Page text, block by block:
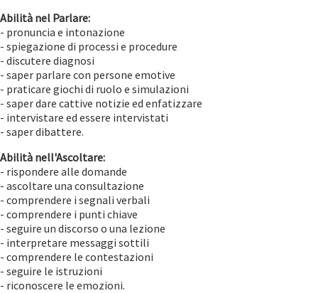
Abilità nel Parlare:
- pronuncia e intonazione
- spiegazione di processi e procedure
- discutere diagnosi
- saper parlare con persone emotive
- praticare giochi di ruolo e simulazioni
- saper dare cattive notizie ed enfatizzare
- intervistare ed essere intervistati
- saper dibattere.
Abilità nell'Ascoltare:
- rispondere alle domande
- ascoltare una consultazione
- comprendere i segnali verbali
- comprendere i punti chiave
- seguire un discorso o una lezione
- interpretare messaggi sottili
- comprendere le contestazioni
- seguire le istruzioni
- riconoscere le emozioni.